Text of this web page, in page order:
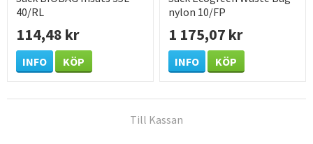
40/RL
114,48 kr
INFO KÖP
nylon 10/FP
1 175,07 kr
INFO KÖP
Till Kassan